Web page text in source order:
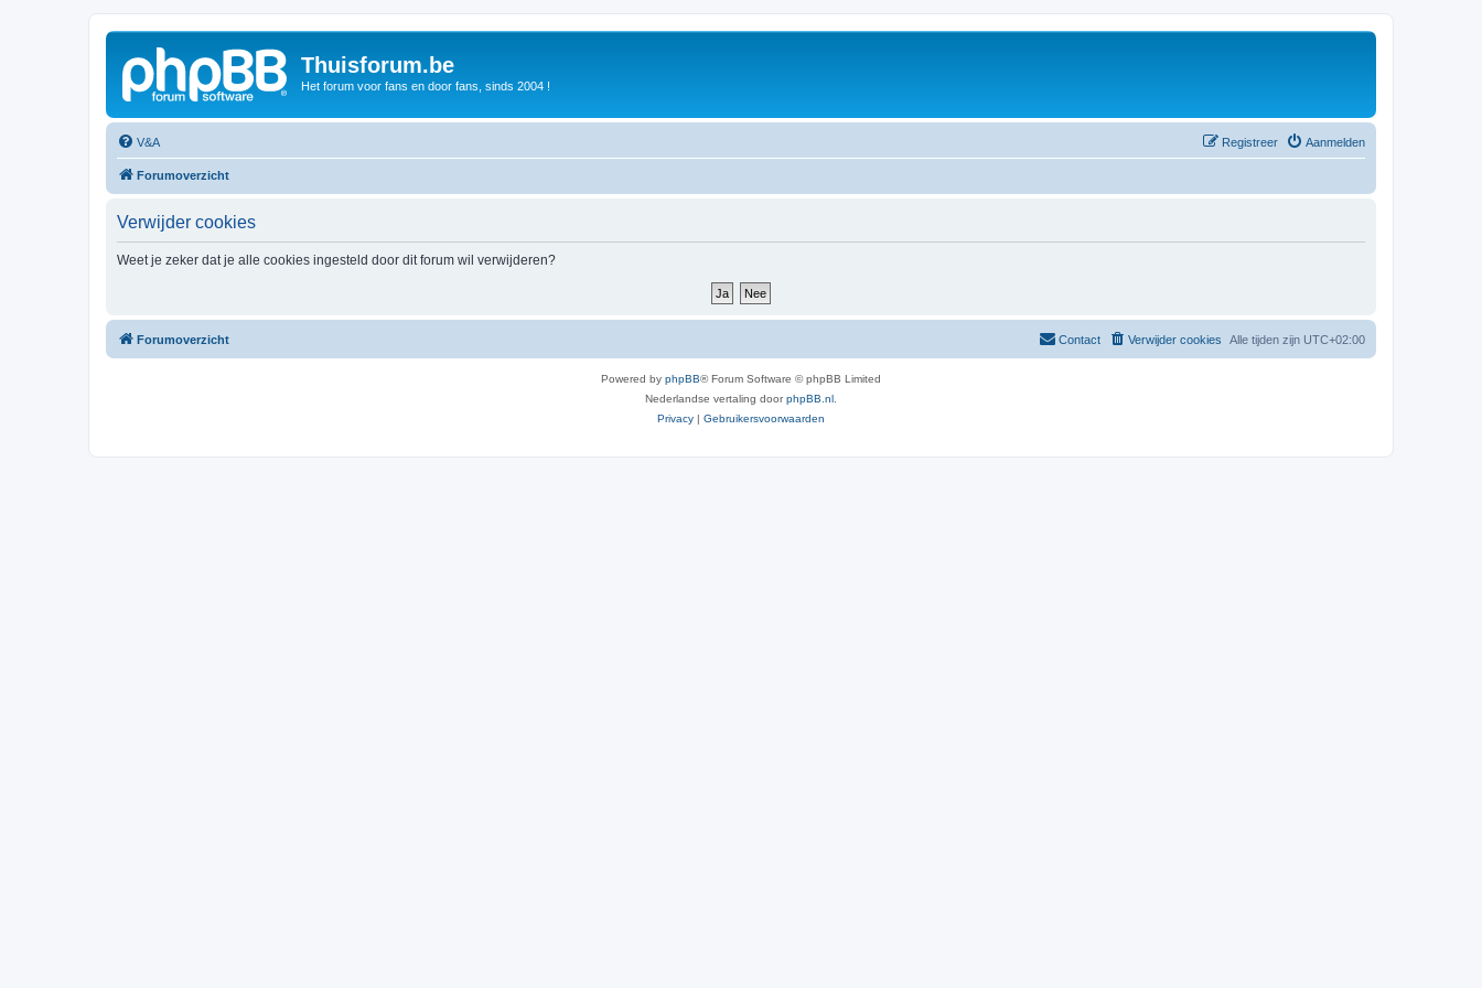
Thuisforum.be
Het forum voor fans en door fans, sinds 2004 !
V&A Aanmelden
Registreer
Forumoverzicht
Verwijder cookies
Weet je zeker dat je alle cookies ingesteld door dit forum wil verwijderen?
Forumoverzicht Alle tijden zijn UTC+02:00
Verwijder cookies
Contact
Powered by phpBB® Forum Software © phpBB Limited
Nederlandse vertaling doorphpBB.nl
Privacy | Gebruikersvoorwaarden